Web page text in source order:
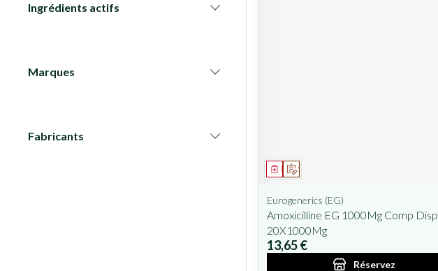
Ingrédients actifs
Marques
Fabricants
Sur prescription
Médicament
Eurogenerics (EG)
Amoxicilline EG 1000Mg Comp Disp.
20X1000Mg
13,65 €
Réservez